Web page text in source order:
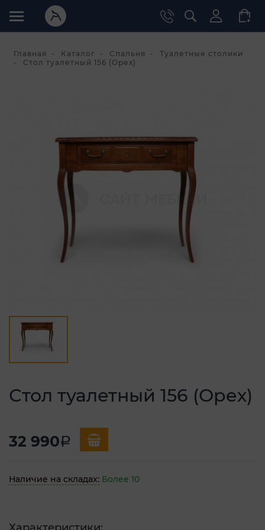
Главная Каталог Спальня
Туалетные столики
Стол туалетный 156 (Орех)
Стол туалетный 156 (Орех)
32 990a
Наличие на складах: Более 10